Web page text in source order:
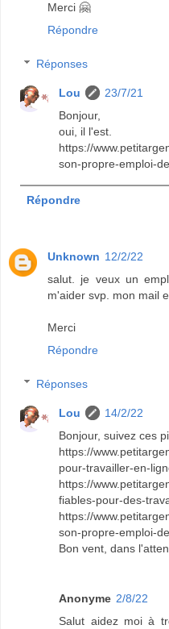
Merci 🤗
Répondre
Réponses
Lou
23/7/21
Bonjour,
oui, il l'est.
https://
son-propre-emploi-
Répondre
Unknown 12/2/22
salut. je veux un
m'aider svp. mon mail
Merci
Répondre
Réponses
Lou
14/2/22
Bonjour, suivez ces
https://
pour-travailler-en-
https://
fiables-pour-des-
https://
son-propre-emploi-
Bon vent, dans
Anonyme 2/8/22
Salut aidez moi à